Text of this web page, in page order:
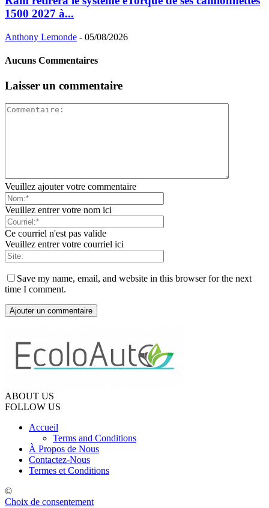
1500 2027 à...
Anthony Lemonde - 05/08/2026
Aucuns Commentaires
Laisser un commentaire
Veuillez ajouter votre commentaire
Veuillez entrer votre nom ici
Ce courriel n'est pas valide
Veuillez entrer votre courriel ici
Save my name, email, and website in this browser for the next
time I comment.
ABOUT US
FOLLOW US
Accueil
Terms and Conditions
À Propos de Nous
Contactez-Nous
Termes et Conditions
©
Choix de consentement